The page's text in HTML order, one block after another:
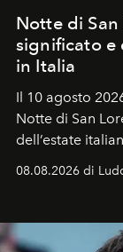
Notte di San
significato e
in Italia
Il 10 agosto
Notte di San
dell’estate
Sarà il
celeste per
all’universo i
08.08.2026 di